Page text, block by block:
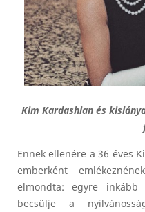
Kim Kardashian és
Ennek ellenére a 36 éves
emberként
elmondta: egyre
becsülje a